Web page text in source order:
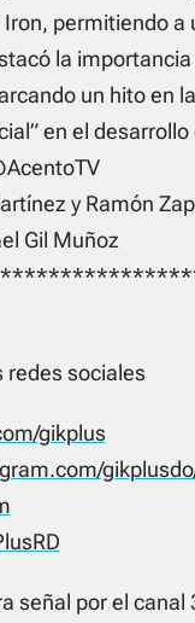
permitiendo
la
un hito en
en el
y Ramón
Gil Muñoz
redes sociales
gikplus
señal por el canal